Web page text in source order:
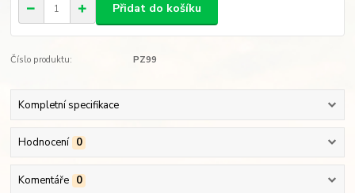
Přidat do košíku
Číslo produktu: PZ99
Kompletní specifikace
Hodnocení 0
Komentáře 0